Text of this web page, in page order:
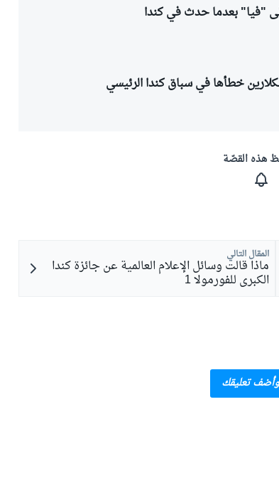
"فيا" بعدما حدث في كندا
خطأها في سباق كندا الرئيسي
هذه القصّة
المقال التالي
ماذا قالت وسائل الإعلام العالمية عن جائزة كندا
الكبرى للفورمولا 1
وأضف تعليقك